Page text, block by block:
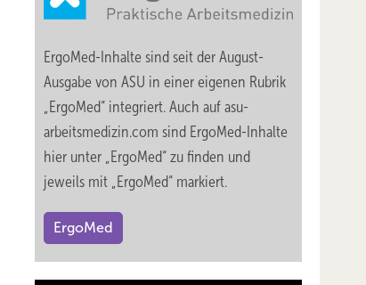
ErgoMed-Inhalte sind seit der August-
Ausgabe von ASU in einer eigenen Rubrik
„ErgoMed“ integriert. Auch auf asu-
arbeitsmedizin.com sind ErgoMed-Inhalte
hier unter „ErgoMed“ zu finden und
jeweils mit „ErgoMed“ markiert.
ErgoMed